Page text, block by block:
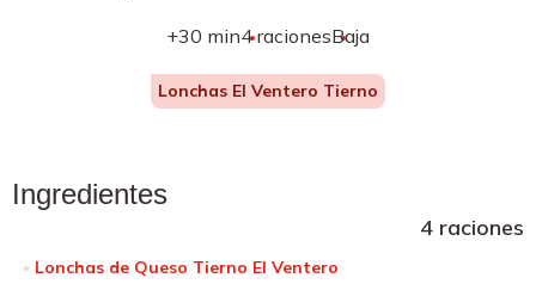
+30 min4 racionesBaja
Lonchas El Ventero Tierno
Ingredientes
4 raciones
Lonchas de Queso Tierno El Ventero